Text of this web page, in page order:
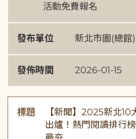
活動免費報名
發布單位 新北市圖(總館)
發佈時間 2026-01-15
標題
【新聞】2025新北
出爐！熱門閱讀排行